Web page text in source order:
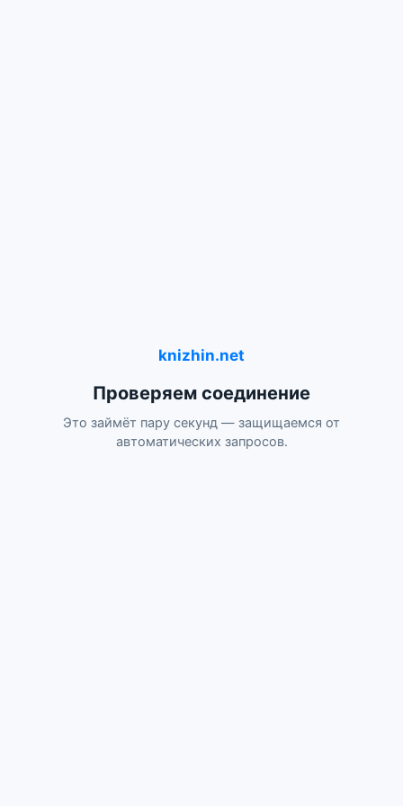
knizhin.net
Проверяем соединение
Это займёт пару секунд — защищаемся от
автоматических запросов.